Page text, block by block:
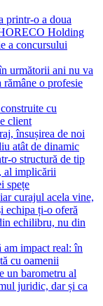
printr-o a doua
Holding
a concursului
următorii ani nu va
rămâne o profesie
cu
client
însușirea de noi
atât de dinamic
o structură de tip
al implicării
spețe
curajul acela vine,
echipa ți-o oferă
echilibru, nu din
am impact real: în
cu oamenii
un barometru al
juridic, dar și ca